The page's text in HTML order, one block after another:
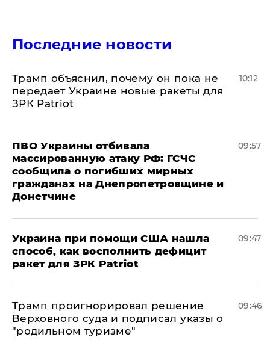
Последние новости
Трамп объяснил, почему он пока не
передает Украине новые ракеты для
ЗРК Patriot
10:12
ПВО Украины отбивала
массированную атаку РФ: ГСЧС
сообщила о погибших мирных
гражданах на Днепропетровщине и
Донетчине
09:57
Украина при помощи США нашла
способ, как восполнить дефицит
ракет для ЗРК Patriot
09:47
Трамп проигнорировал решение
Верховного суда и подписал указы о
"родильном туризме"
09:46